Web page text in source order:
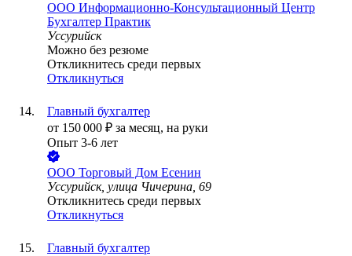
ООО Информационно-Консультационный Центр
Бухгалтер Практик
Уссурийск
Можно без резюме
Откликнитесь среди первых
Откликнуться
Главный бухгалтер
от 150 000 ₽ за месяц, на руки
Опыт 3-6 лет
ООО Торговый Дом Есенин
Уссурийск, улица Чичерина, 69
Откликнитесь среди первых
Откликнуться
Главный бухгалтер